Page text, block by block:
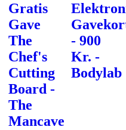
Gratis
Gave
The
Chef's
Cutting
Board -
The
Mancave
- 900
Kr. -
Bodylab